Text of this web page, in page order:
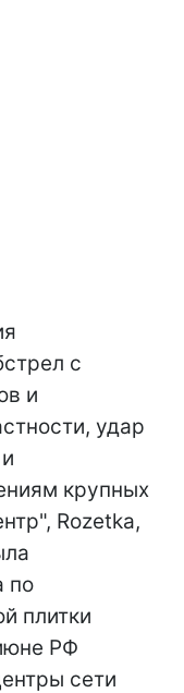
с
и
удар
крупных
Rozetka,
по
плитки
РФ
сети